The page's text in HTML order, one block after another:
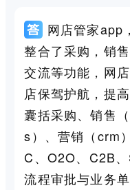
网店管家app
整合了采购，销
交流等功能，网
店保驾护航，提
囊括采购、销售
s）、营销（crm
C、O2O、C2B
流程审批与业务